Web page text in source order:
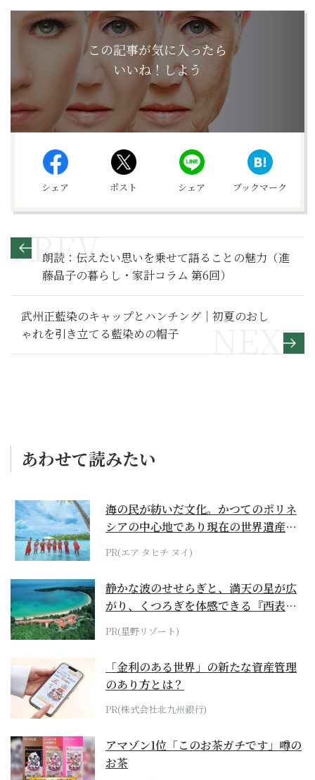
この記事が気に入ったら
いいね！しよう
シェア ポスト シェア ブックマーク
朗読：伝えたい思いを乗せて語ることの魅力（進
藤晶子の暮らし・家計コラム 第6回）
武州正藍染のキャップとハンチング｜初夏のおし
ゃれを引き立てる藍染めの帽子
あわせて読みたい
海の民が紡いだ文化。かつてのポリネ
シアの中心地であり現在の世界遺産か
らみえてくる...
PR(エア タヒチ ヌイ)
静かな波のせせらぎと、満天の星が広
がり、くつろぎを体感できる『西表島
ホテル by...
PR(星野リゾート)
「金利のある世界」の新たな資産管理
のあり方とは？
PR(株式会社北九州銀行)
アマゾン1位「このお茶ガチです」噂の
お茶